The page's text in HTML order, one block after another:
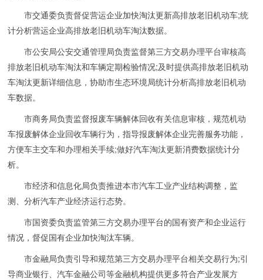
市交通委负责督促营运企业加快淘汰更新高排放老旧机动车;统
计分析营运企业高排放老旧机动车淘汰数据。
市公安局公安交通管理局负责监督第三方交易办理平台审核高
排放老旧机动车淘汰和车辆定期检验情况;及时提供高排放老旧机动
车淘汰更新详细信息，协助市生态环境局统计分析高排放老旧机动
车数据。
市商务局负责监督报废车辆解体回收有关信息审核，规范机动
车报废解体企业回收车辆行为，指导报废解体企业完善服务功能，
方便车主交车和办理相关手续;做好汽车淘汰更新消费数据统计分
析。
市经济和信息化局负责推进本市汽车工业产业结构调整，监
测、分析汽车产业经济运行态势。
市国资委负责监管第三方交易办理平台的国有资产和企业运行
情况，督促国有企业加快淘汰车辆。
市金融局负责引导和规范第三方交易办理平台相关交易行为;引
导商业银行、汽车金融公司等金融机构提供更多符合产业发展方